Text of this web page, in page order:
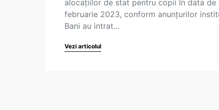
alocațiilor de stat pentru copii în data de
februarie 2023, conform anunțurilor
Bani au intrat…
Vezi articolul